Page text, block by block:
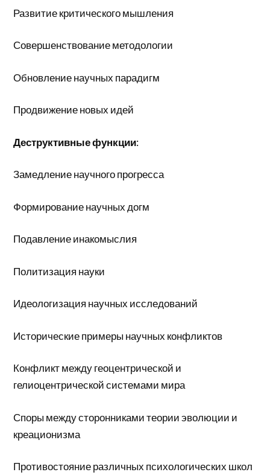
Развитие критического мышления
Совершенствование методологии
Обновление научных парадигм
Продвижение новых идей
Деструктивные функции:
Замедление научного прогресса
Формирование научных догм
Подавление инакомыслия
Политизация науки
Идеологизация научных исследований
Исторические примеры научных конфликтов
Конфликт между геоцентрической и
гелиоцентрической системами мира
Споры между сторонниками теории эволюции и
креационизма
Противостояние различных психологических школ